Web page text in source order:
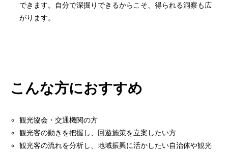
できます。自分で深掘りできるからこそ、得られる洞察も広
がります。
こんな方におすすめ
観光協会・交通機関の方
観光客の動きを把握し、回遊施策を立案したい方
観光客の流れを分析し、地域振興に活かしたい自治体や観光